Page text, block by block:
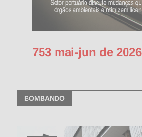
753 mai-jun de 2026
BOMBANDO